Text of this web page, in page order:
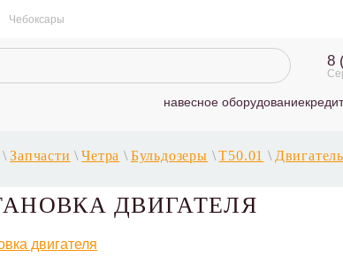
Чебоксары
8
навесное оборудование
Запчасти \ Четра \ Бульдозеры \ Т50.01 \ Двигатель
ДВИГАТЕЛЯ